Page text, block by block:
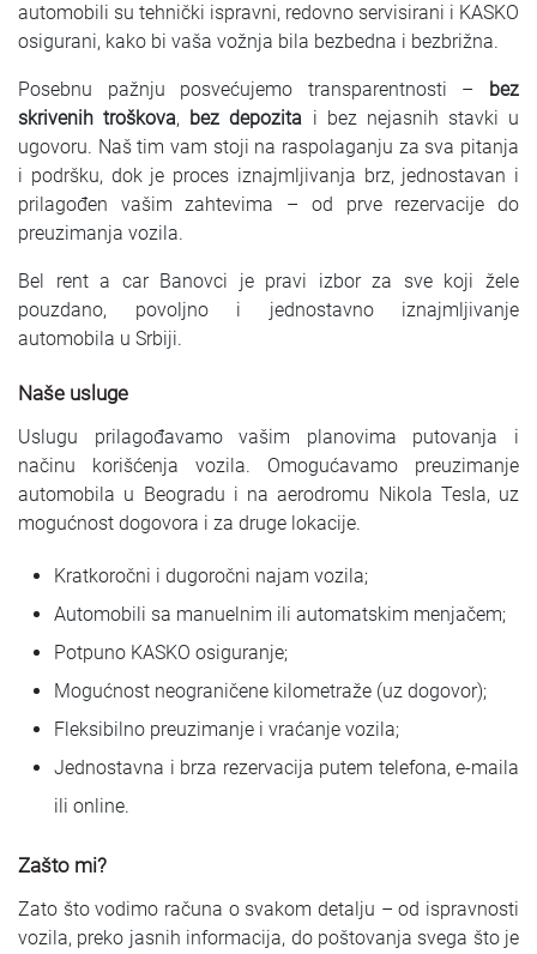
automobili su tehnički ispravni, redovno servisirani i KASKO
osigurani, kako bi vaša vožnja bila bezbedna i bezbrižna.
Posebnu pažnju posvećujemo transparentnosti – bez
skrivenih troškova, bez depozita i bez nejasnih stavki u
ugovoru. Naš tim vam stoji na raspolaganju za sva pitanja
i podršku, dok je proces iznajmljivanja brz, jednostavan i
prilagođen vašim zahtevima – od prve rezervacije do
preuzimanja vozila.
Bel rent a car Banovci je pravi izbor za sve koji žele
pouzdano, povoljno i jednostavno iznajmljivanje
automobila u Srbiji.
Naše usluge
Uslugu prilagođavamo vašim planovima putovanja i
načinu korišćenja vozila. Omogućavamo preuzimanje
automobila u Beogradu i na aerodromu Nikola Tesla, uz
mogućnost dogovora i za druge lokacije.
Kratkoročni i dugoročni najam vozila;
Automobili sa manuelnim ili automatskim menjačem;
Potpuno KASKO osiguranje;
Mogućnost neograničene kilometraže (uz dogovor);
Fleksibilno preuzimanje i vraćanje vozila;
Jednostavna i brza rezervacija putem telefona, e-maila
ili online.
Zašto mi?
Zato što vodimo računa o svakom detalju – od ispravnosti
vozila, preko jasnih informacija, do poštovanja svega što je